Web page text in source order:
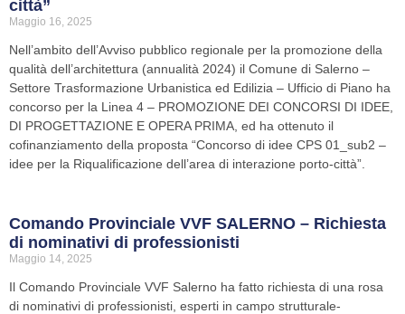
città”
Maggio 16, 2025
Nell’ambito dell’Avviso pubblico regionale per la promozione della
qualità dell’architettura (annualità 2024) il Comune di Salerno –
Settore Trasformazione Urbanistica ed Edilizia – Ufficio di Piano ha
concorso per la Linea 4 – PROMOZIONE DEI CONCORSI DI IDEE,
DI PROGETTAZIONE E OPERA PRIMA, ed ha ottenuto il
cofinanziamento della proposta “Concorso di idee CPS 01_sub2 –
idee per la Riqualificazione dell’area di interazione porto-città”.
Comando Provinciale VVF SALERNO – Richiesta
di nominativi di professionisti
Maggio 14, 2025
Il Comando Provinciale VVF Salerno ha fatto richiesta di una rosa
di nominativi di professionisti, esperti in campo strutturale-